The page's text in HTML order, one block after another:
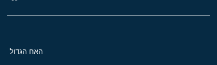
האח הגדול